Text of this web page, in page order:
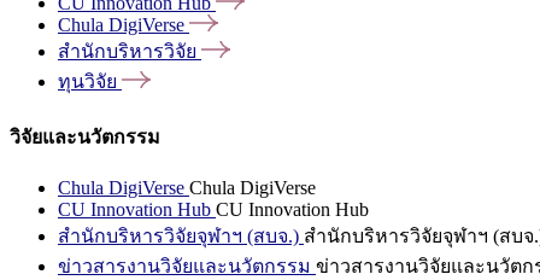
Chula DigiVerse
สำนักบริหารวิจัย
ทุนวิจัย
วิจัยและนวัตกรรม
Chula DigiVerse Chula DigiVerse
CU Innovation Hub CU Innovation Hub
สำนักบริหารวิจัยจุฬาฯ (สบจ.) สำนักบริหารวิจัยจุฬาฯ (สบจ
ข่าวสารงานวิจัยและนวัตกรรม ข่าวสารงานวิจัยและนวัตก